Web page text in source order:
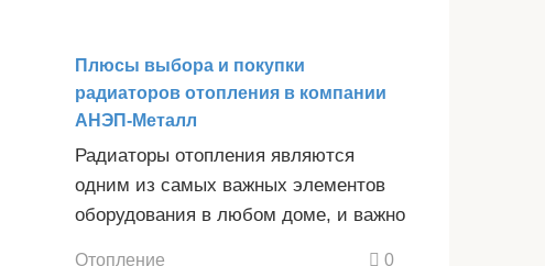
Плюсы выбора и покупки
радиаторов отопления в компании
АНЭП-Металл
Радиаторы отопления являются
одним из самых важных элементов
оборудования в любом доме, и важно
Отопление 0